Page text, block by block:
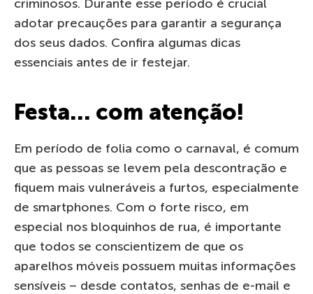
criminosos. Durante esse período é crucial
adotar precauções para garantir a segurança
dos seus dados. Confira algumas dicas
essenciais antes de ir festejar.
Festa… com atenção!
Em período de folia como o carnaval, é comum
que as pessoas se levem pela descontração e
fiquem mais vulneráveis a furtos, especialmente
de smartphones. Com o forte risco, em
especial nos bloquinhos de rua, é importante
que todos se conscientizem de que os
aparelhos móveis possuem muitas informações
sensíveis – desde contatos, senhas de e-mail e